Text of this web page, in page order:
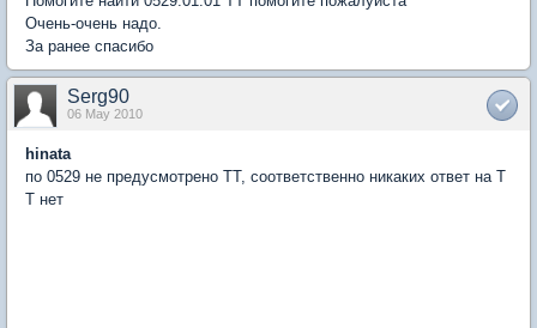
Очень-очень надо.
За ранее спасибо
Serg90
06 May 2010
hinata
по 0529 не предусмотрено ТТ, соответственно никаких ответ на Т
Т нет